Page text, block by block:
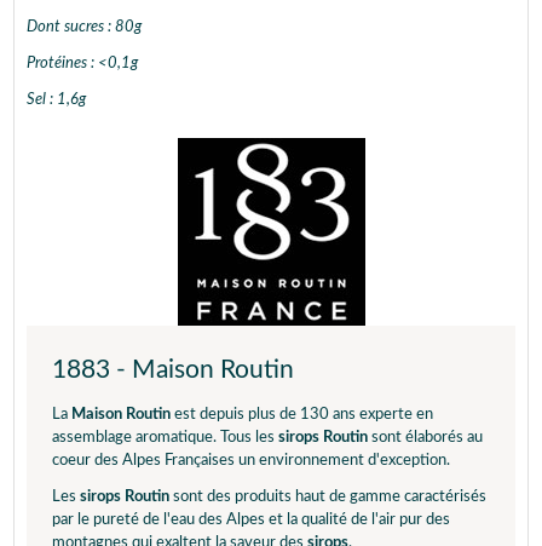
Dont sucres : 80g
Protéines : <0,1g
Sel : 1,6g
1883 - Maison Routin
La Maison Routin est depuis plus de 130 ans experte en
assemblage aromatique. Tous les sirops Routin sont élaborés au
coeur des Alpes Françaises un environnement d'exception.
Les sirops Routin sont des produits haut de gamme caractérisés
par le pureté de l'eau des Alpes et la qualité de l'air pur des